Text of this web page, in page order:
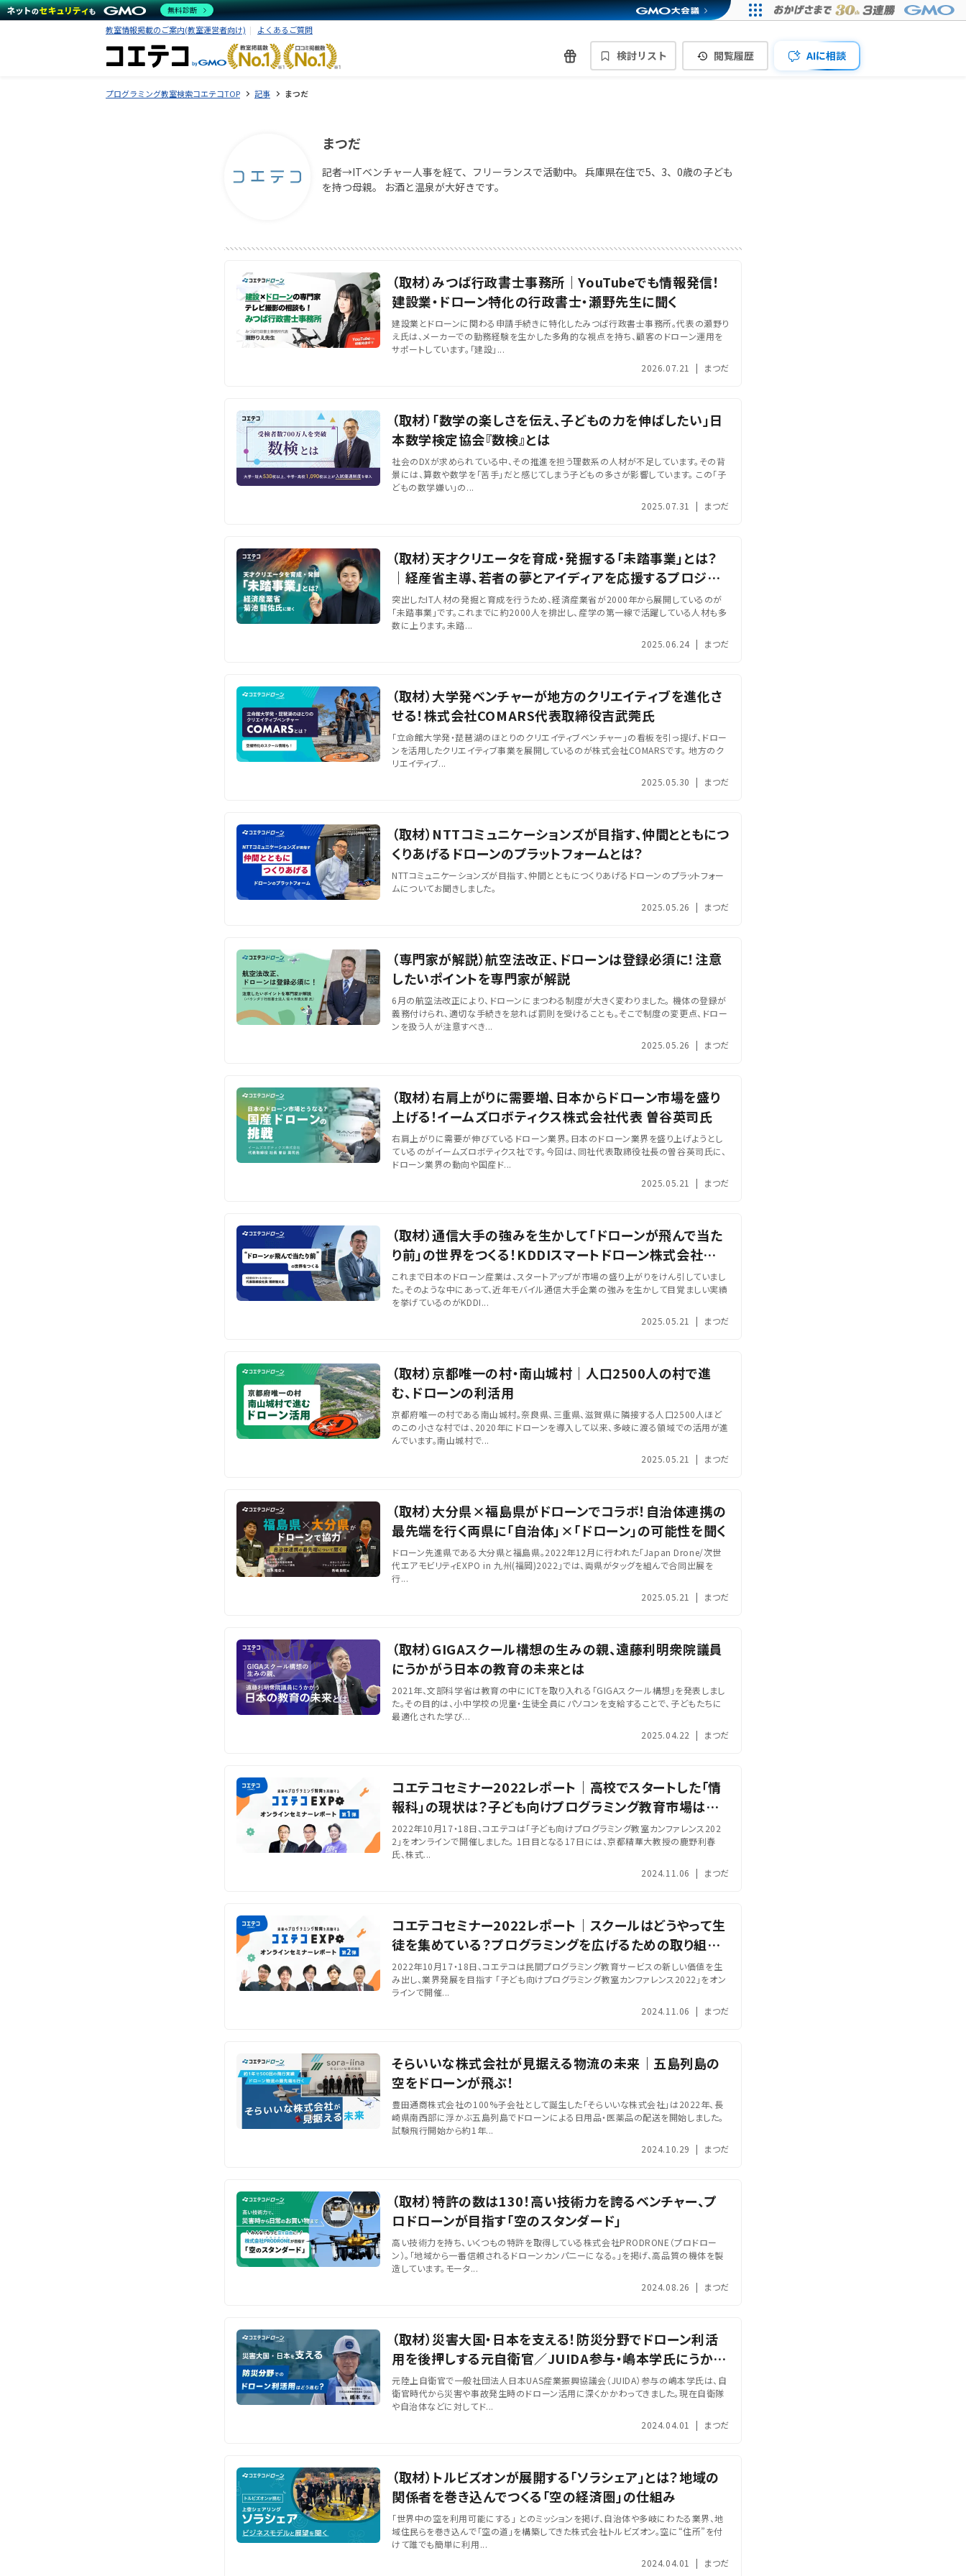
教室情報掲載のご案内(教室運営者向け) よくあるご質問
検討リスト 閲覧履歴 AIに相談
プログラミング教室検索コエテコTOP 記事 まつだ
まつだ
記者→ITベンチャー人事を経て、フリーランスで活動中。 兵庫県在住で5、3、0歳の子ども
を持つ母親。 お酒と温泉が大好きです。
（取材）みつば行政書士事務所｜YouTubeでも情報発信！
建設業・ドローン特化の行政書士・瀬野先生に聞く
建設業とドローンに関わる申請手続きに特化したみつば行政書士事務所。代表の瀬野り
え氏は、メーカーでの勤務経験を生かした多角的な視点を持ち、顧客のドローン運用を
サポートしています。「建設」...
2026.07.21
| まつだ
（取材）「数学の楽しさを伝え、子どもの力を伸ばしたい」日
本数学検定協会『数検』とは
社会のDXが求められている中、その推進を担う理数系の人材が不足しています。その背
景には、算数や数学を「苦手」だと感じてしまう子どもの多さが影響しています。 この「子
どもの数学嫌い」の...
2025.07.31
| まつだ
（取材）天才クリエータを育成・発掘する「未踏事業」とは？
｜経産省主導、若者の夢とアイディアを応援するプロジェ
クト
突出したIT人材の発掘と育成を行うため、経済産業省が2000年から展開しているのが
「未踏事業」です。これまでに約2000人を排出し、産学の第一線で活躍している人材も多
数に上ります。未踏...
2025.06.24 | まつだ
（取材）大学発ベンチャーが地方のクリエイティブを進化さ
せる！株式会社COMARS代表取締役吉武莞氏
「立命館大学発・琵琶湖のほとりのクリエイティブベンチャー」の看板を引っ提げ、ドロー
ンを活用したクリエイティブ事業を展開しているのが株式会社COMARSです。 地方のク
リエイティブ...
2025.05.30
| まつだ
（取材）NTTコミュニケーションズが目指す、仲間とともにつ
くりあげるドローンのプラットフォームとは？
NTTコミュニケーションズが目指す、仲間とともにつくりあげるドローンのプラットフォー
ムについてお聞きしました。
2025.05.26
| まつだ
（専門家が解説）航空法改正、ドローンは登録必須に！注意
したいポイントを専門家が解説
6月の航空法改正により、ドローンにまつわる制度が大きく変わりました。 機体の登録が
義務付けられ、適切な手続きを怠れば罰則を受けることも。そこで制度の変更点、ドロー
ンを扱う人が注意すべき...
2025.05.26
| まつだ
（取材）右肩上がりに需要増、日本からドローン市場を盛り
上げる！イームズロボティクス株式会社代表 曽谷英司氏
右肩上がりに需要が伸びているドローン業界。日本のドローン業界を盛り上げようとし
ているのがイームズロボティクス社です。今回は、同社代表取締役社長の曽谷英司氏に、
ドローン業界の動向や国産ド...
2025.05.21
| まつだ
（取材）通信大手の強みを生かして「ドローンが飛んで当た
り前」の世界をつくる！KDDIスマートドローン株式会社社
長博...
これまで日本のドローン産業は、スタートアップが市場の盛り上がりをけん引していまし
た。そのような中にあって、近年モバイル通信大手企業の強みを生かして目覚ましい実績
を挙げているのがKDDI...
2025.05.21
| まつだ
（取材）京都唯一の村・南山城村｜人口2500人の村で進
む、ドローンの利活用
京都府唯一の村である南山城村。奈良県、三重県、滋賀県に隣接する人口2500人ほど
のこの小さな村では、2020年にドローンを導入して以来、多岐に渡る領域での活用が進
んでいます。南山城村で...
2025.05.21
| まつだ
（取材）大分県×福島県がドローンでコラボ！自治体連携の
最先端を行く両県に「自治体」×「ドローン」の可能性を聞く
ドローン先進県である大分県と福島県。2022年12月に行われた「Japan Drone/次世
代エアモビリティEXPO in 九州(福岡)2022」では、両県がタッグを組んで合同出展を
行...
2025.05.21
| まつだ
（取材）GIGAスクール構想の生みの親、遠藤利明衆院議員
にうかがう日本の教育の未来とは
2021年、文部科学省は教育の中にICTを取り入れる「GIGAスクール構想」を発表しまし
た。その目的は、小中学校の児童・生徒全員にパソコンを支給することで、子どもたちに
最適化された学び...
2025.04.22
| まつだ
コエテコセミナー2022レポート｜高校でスタートした「情
報科」の現状は？子ども向けプログラミング教育市場は伸
びていく？
2022年10月17・18日、コエテコは「子ども向けプログラミング教室カンファレンス202
2」をオンラインで開催しました。 1日目となる17日には、京都精華大教授の鹿野利春
氏、株式...
2024.11.06
| まつだ
コエテコセミナー2022レポート｜スクールはどうやって生
徒を集めている？プログラミングを広げるための取り組み
とは？
2022年10月17・18日、コエテコは民間プログラミング教育サービスの新しい価値を生
み出し、業界発展を目指す 「子ども向けプログラミング教室カンファレンス2022」をオン
ラインで開催...
2024.11.06
| まつだ
そらいいな株式会社が見据える物流の未来｜五島列島の
空をドローンが飛ぶ！
豊田通商株式会社の100%子会社として誕生した「そらいいな株式会社」は2022年、長
崎県南西部に浮かぶ五島列島でドローンによる日用品・医薬品の配送を開始しました。
試験飛行開始から約1年...
2024.10.29
| まつだ
（取材）特許の数は130！高い技術力を誇るベンチャー、プ
ロドローンが目指す「空のスタンダード」
高い技術力を持ち、いくつもの特許を取得している株式会社PRODRONE（プロドロー
ン）。「地域から一番信頼されるドローンカンパニーになる。」を掲げ、高品質の機体を製
造しています。モータ...
2024.08.26
| まつだ
（取材）災害大国・日本を支える！防災分野でドローン利活
用を後押しする元自衛官／JUIDA参与・嶋本学氏にうかが
いました
元陸上自衛官で一般社団法人日本UAS産業振興協議会（JUIDA）参与の嶋本学氏は、自
衛官時代から災害や事故発生時のドローン活用に深くかかわってきました。現在自衛隊
や自治体などに対してド...
2024.04.01
| まつだ
（取材）トルビズオンが展開する「ソラシェア」とは？地域の
関係者を巻き込んでつくる「空の経済圏」の仕組み
「世界中の空を利用可能にする」 とのミッションを掲げ、自治体や多岐にわたる業界、地
域住民らを巻き込んで「空の道」を構築してきた株式会社トルビズオン。空に“住所”を付
けて誰でも簡単に利用...
2024.04.01
| まつだ
無料診断